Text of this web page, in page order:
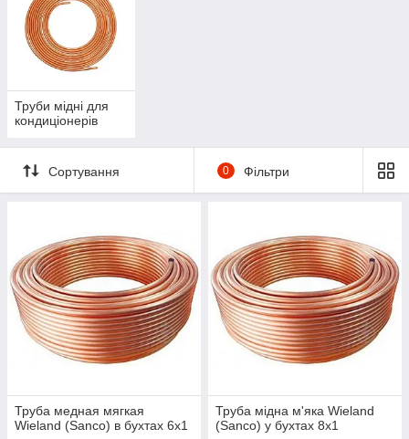
Труби мідні для
кондиціонерів
Сортування 0 Фільтри
Труба медная мягкая
Wieland (Sanco) в бухтах 6х1
Труба мідна м'яка Wieland
(Sanco) у бухтах 8х1